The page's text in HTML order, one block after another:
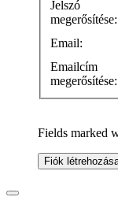
Jelszó
megerősítése:
Email:
Emailcím
megerősítése:
Fields marked
Fiók